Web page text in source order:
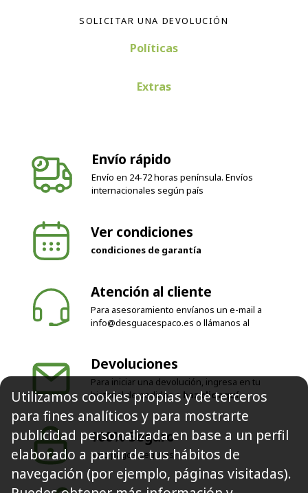
Políticas
Envío en 24-72 horas península. Envíos
internacionales según país
condiciones de garantía
Para asesoramiento envíanos un e-mail a
info@desguacespaco.es o llámanos al
Para iniciar una devolución, ingresa en tu
historial de pedidos o
100% Seguro
Solo pagos seguros
Síguenos
Utilizamos cookies propias y de terceros
para fines analíticos y para mostrarte
publicidad personalizada en base a un perfil
elaborado a partir de tus hábitos de
navegación (por ejemplo, páginas visitadas).